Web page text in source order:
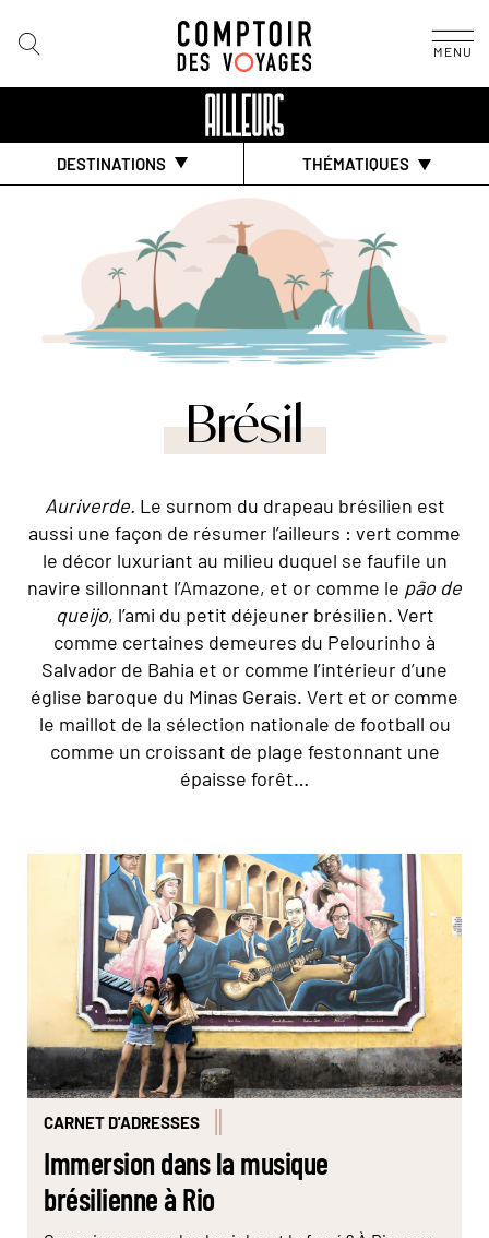
MENU
DESTINATIONS THÉMATIQUES
Brésil
Auriverde. Le surnom du drapeau brésilien est
aussi une façon de résumer l’ailleurs : vert comme
le décor luxuriant au milieu duquel se faufile un
navire sillonnant l’Amazone, et or comme le pão de
queijo, l’ami du petit déjeuner brésilien. Vert
comme certaines demeures du Pelourinho à
Salvador de Bahia et or comme l’intérieur d’une
église baroque du Minas Gerais. Vert et or comme
le maillot de la sélection nationale de football ou
comme un croissant de plage festonnant une
épaisse forêt…
© Marta Nascimento/Réa
CARNET D'ADRESSES
Immersion dans la musique
brésilienne à Rio